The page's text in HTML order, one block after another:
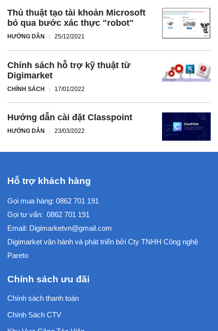
Thủ thuật tạo tài khoản Microsoft
bỏ qua bước xác thực "robot"
HƯỚNG DẪN 25/12/2021
Chính sách hỗ trợ kỹ thuật từ
Digimarket
CHÍNH SÁCH 17/01/2022
Hướng dẫn cài đặt Classpoint
HƯỚNG DẪN 23/03/2022
Hỗ trợ khách hàng
Gọi mua hàng: 0862 701 191
Gọi tư vấn: 0862 701 191
Email: Digimarketvn@gmail.com
Digimarket vận hành và phát triển bởi Cty TNHH Công nghệ
Pareto
Chính sách ưu đãi
Chính sách thanh toán
Chính Sách CTV